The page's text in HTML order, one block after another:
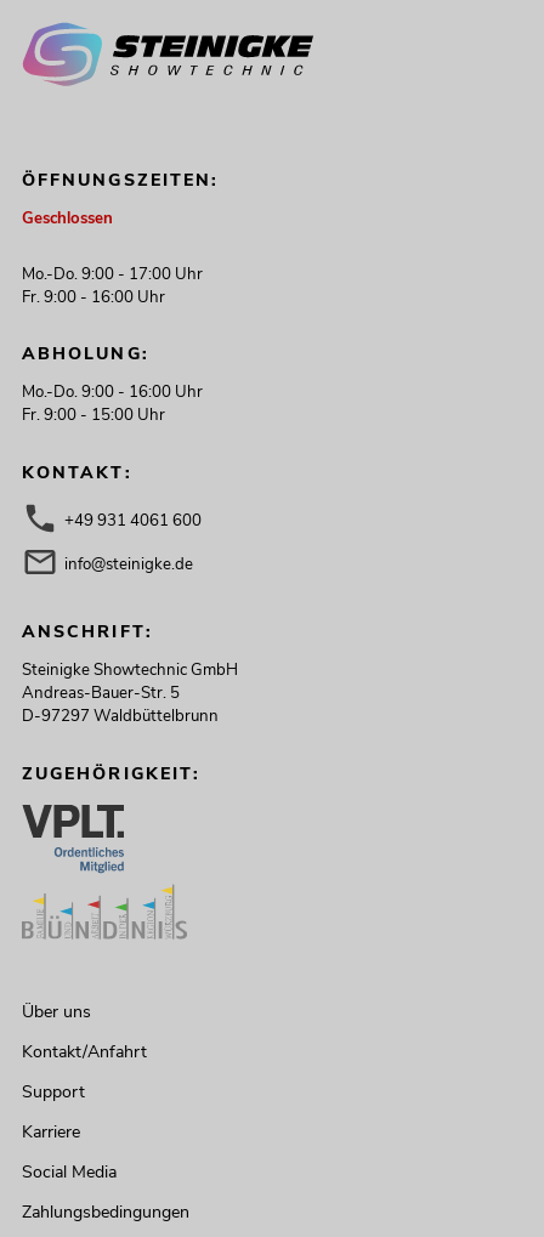
ÖFFNUNGSZEITEN:
Geschlossen
Mo.-Do. 9:00 - 17:00 Uhr
Fr. 9:00 - 16:00 Uhr
ABHOLUNG:
Mo.-Do. 9:00 - 16:00 Uhr
Fr. 9:00 - 15:00 Uhr
KONTAKT:
+49 931 4061 600
info@steinigke.de
ANSCHRIFT:
Steinigke Showtechnic GmbH
Andreas-Bauer-Str. 5
D-97297 Waldbüttelbrunn
ZUGEHÖRIGKEIT:
Über uns
Kontakt/Anfahrt
Support
Karriere
Social Media
Zahlungsbedingungen